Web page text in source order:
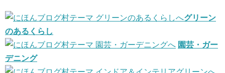
グリーン
のあるくらし
園芸・ガー
デニング